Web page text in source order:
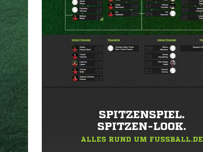
SPITZENSPIEL.
SPITZEN-LOOK.
ALLES RUND UM FUSSBALL.DE